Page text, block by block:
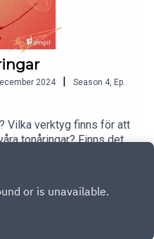
2024 | Season 4, Ep.
Vilka verktyg finns för att
tonåringar? Finns det